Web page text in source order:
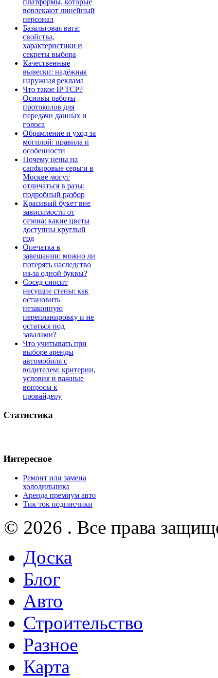
платформы, которые
вовлекают линейный
персонал
Базальтовая вата:
свойства,
характеристики и
секреты выбора
Качественные
вывески: надёжная
наружная реклама
Что такое IP TCP?
Основы работы
протоколов для
передачи данных и
голоса
Обрамление и уход за
могилой: правила и
особенности
Почему цены на
сапфировые серьги в
Москве могут
отличаться в разы:
подробный разбор
Красивый букет вне
зависимости от
сезона: какие цветы
доступны круглый
год
Опечатка в
завещании: можно ли
потерять наследство
из-за одной буквы?
Сосед сносит
несущие стены: как
остановить
незаконную
перепланировку и не
остаться под
завалами?
Что учитывать при
выборе аренды
автомобиля с
водителем: критерии,
условия и важные
вопросы к
провайдеру
Статистика
Интересное
Ремонт или замена
холодильника
Аренда премиум авто
Тик-ток подписчики
© 2026 . Все права
Доска
Блог
Авто
Строительство
Разное
Карта